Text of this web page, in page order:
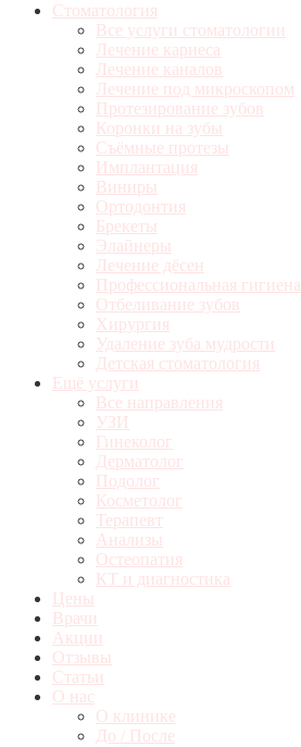
Стоматология
Все услуги стоматологии
Лечение кариеса
Лечение каналов
Лечение под микроскопом
Протезирование зубов
Коронки на зубы
Съёмные протезы
Имплантация
Виниры
Ортодонтия
Брекеты
Элайнеры
Лечение дёсен
Профессиональная гигиена
Отбеливание зубов
Хирургия
Удаление зуба мудрости
Детская стоматология
Ещё услуги
Все направления
УЗИ
Гинеколог
Дерматолог
Подолог
Косметолог
Терапевт
Анализы
Остеопатия
КТ и диагностика
Цены
Врачи
Акции
Отзывы
Статьи
О нас
О клинике
До / После